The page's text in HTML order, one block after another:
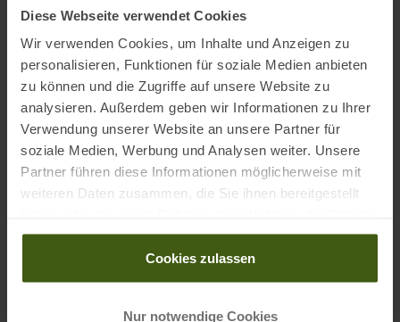
Diese Webseite verwendet Cookies
Wir verwenden Cookies, um Inhalte und Anzeigen zu
personalisieren, Funktionen für soziale Medien anbieten
zu können und die Zugriffe auf unsere Website zu
analysieren. Außerdem geben wir Informationen zu Ihrer
Verwendung unserer Website an unsere Partner für
soziale Medien, Werbung und Analysen weiter. Unsere
Partner führen diese Informationen möglicherweise mit
weiteren Daten zusammen, die Sie ihnen bereitgestellt
gesammelt haben.
Cookies zulassen
Nur notwendige Cookies
Sweden
Ausgezeichnet mit :
PRODUKTEIGENSCHAFTEN:
Rundhals